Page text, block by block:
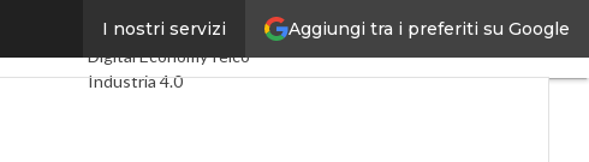
Aggiungi tra i preferiti su Google
I nostri servizi
Ultimi articoli
Digital EconomyTelco
Industria 4.0